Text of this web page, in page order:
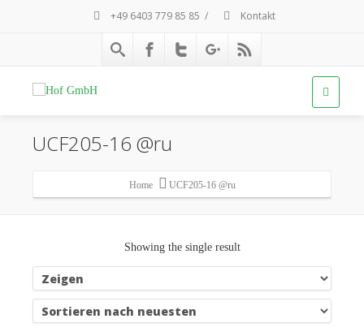
+49 6403 779 85 85 / Kontakt
UCF205-16 @ru
Home UCF205-16 @ru
Showing the single result